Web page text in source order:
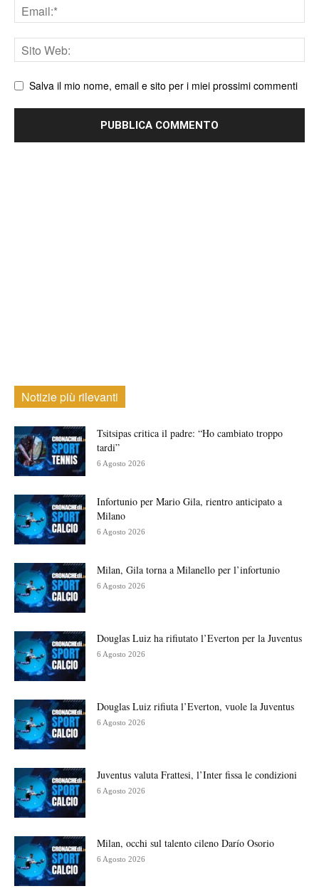
Email
Sito
web
Salva il mio nome, email e sito per i miei prossimi commenti
Notizie più rilevanti
Tsitsipas critica il padre: “Ho cambiato troppo
tardi”
6 Agosto 2026
Infortunio per Mario Gila, rientro anticipato a
Milano
6 Agosto 2026
Milan, Gila torna a Milanello per l’infortunio
6 Agosto 2026
Douglas Luiz ha rifiutato l’Everton per la Juventus
6 Agosto 2026
Douglas Luiz rifiuta l’Everton, vuole la Juventus
6 Agosto 2026
Juventus valuta Frattesi, l’Inter fissa le condizioni
6 Agosto 2026
Milan, occhi sul talento cileno Darío Osorio
6 Agosto 2026